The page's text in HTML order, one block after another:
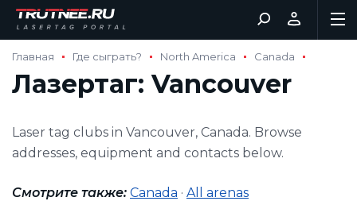
Главная Где сыграть? North America Canada
Лазертаг: Vancouver
Laser tag clubs in Vancouver, Canada. Browse
addresses, equipment and contacts below.
Смотрите также: Canada · All arenas